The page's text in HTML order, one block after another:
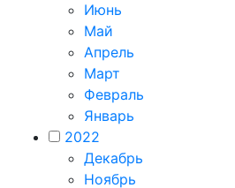
Июнь
Май
Апрель
Март
Февраль
Январь
2022
Декабрь
Ноябрь